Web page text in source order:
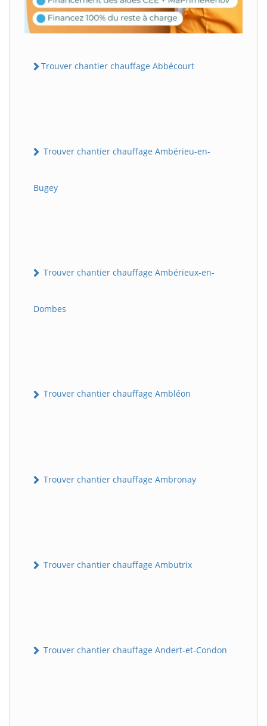
Trouver chantier chauffage Abbécourt
Trouver chantier chauffage Ambérieu-en-
Bugey
Trouver chantier chauffage Ambérieux-en-
Dombes
Trouver chantier chauffage Ambléon
Trouver chantier chauffage Ambronay
Trouver chantier chauffage Ambutrix
Trouver chantier chauffage Andert-et-Condon